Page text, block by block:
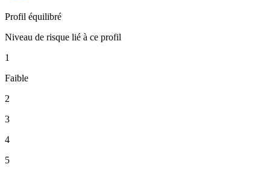
Profil équilibré
Niveau de risque lié à ce profil
1
Faible
2
3
4
5